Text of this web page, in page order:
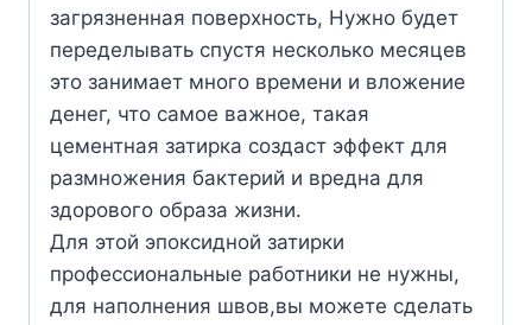
загрязненная поверхность, Нужно будет
переделывать спустя несколько месяцев
это занимает много времени и вложение
денег, что самое важное, такая
цементная затирка создаст эффект для
размножения бактерий и вредна для
здорового образа жизни.
Для этой эпоксидной затирки
профессиональные работники не нужны,
для наполнения швов,вы можете сделать